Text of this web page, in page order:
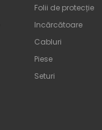
Folii de protecție
Incărcătoare
Cabluri
Piese
Seturi